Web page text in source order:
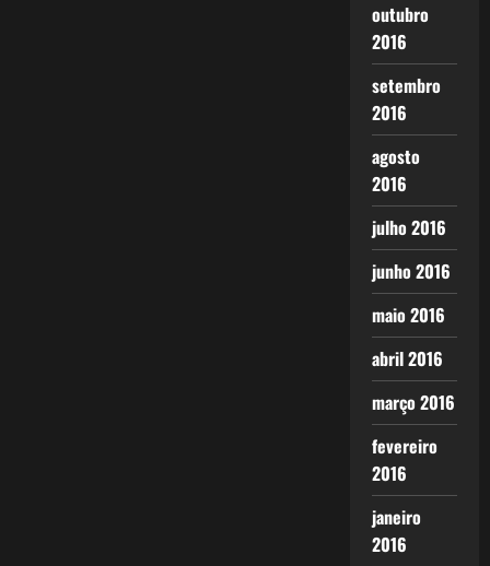
outubro
2016
setembro
2016
agosto
2016
julho 2016
junho 2016
maio 2016
abril 2016
março 2016
fevereiro
2016
janeiro
2016